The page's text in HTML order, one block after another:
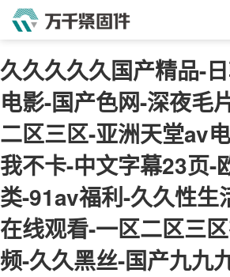
久久久久久国产精品-
电影-国产色网-深夜毛
二区三区-亚洲天堂av
我不卡-中文字幕23页-
类-91av福利-久久性生
在线观看-一区二区三
频-久久黑丝-国产九九